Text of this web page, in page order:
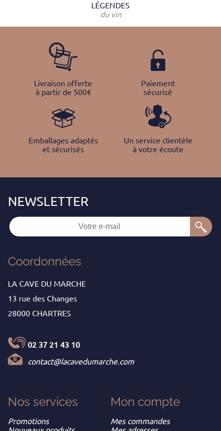
LÉGENDES
du vin
Livraison offerte
à partir de 500€
Paiement
sécurisé
Emballages adaptés
et sécurisés
Un service clientèle
à votre écoute
Coordonnées
LA CAVE DU MARCHE
13 rue des Changes
28000 CHARTRES
02 37 21 43 10
contact@lacavedumarche.com
Nos services
Promotions
Mon compte
Mes commandes